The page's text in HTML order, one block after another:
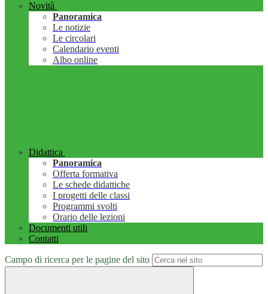
Novità
Panoramica
Le notizie
Le circolari
Calendario eventi
Albo online
Didattica
Panoramica
Offerta formativa
Le schede didattiche
I progetti delle classi
Programmi svolti
Orario delle lezioni
Documenti utili
Contatti
Campo di ricerca per le pagine del sito